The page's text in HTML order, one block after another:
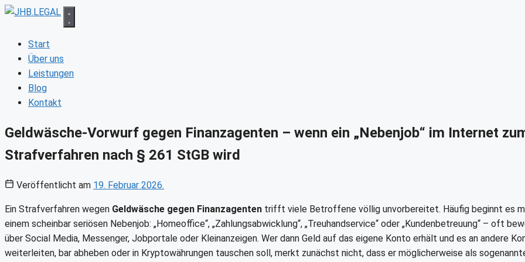
Zum
springenStart
Über uns
Leistungen
Blog
Kontakt
Geldwäsche-Vorwurf gegen Finanzagenten – wenn ein „Nebenjob“ im Internet
Strafverfahren nach § 261 StGB wird
Veröffentlicht am 19. Februar 2026.
Ein Strafverfahren wegen Geldwäsche gegen Finanzagenten trifft viele Betroffene völlig unvorbereitet. Häufig beginnt es
einem scheinbar seriösen Nebenjob: „Homeoffice“, „Zahlungsabwicklung“, „Treuhandservice“ oder „Kundenbetreuung“ – oft
über Social Media, Messenger, Jobportale oder Kleinanzeigen. Wer dann Geld auf das eigene Konto erhält und es an andere
weiterleiten, bar abheben oder in Kryptowährungen tauschen soll, merkt zunächst nicht, dass er möglicherweise als